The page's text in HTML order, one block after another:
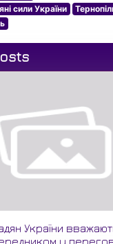
сили України
України
у